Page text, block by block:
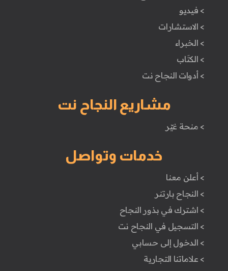
> فيديو
> الاستشارات
> الخبراء
> الكتَاب
> أدوات النجاح نت
مشاريع النجاح نت
> منحة غيّر
خدمات وتواصل
> أعلن معنا
> النجاح بارتنر
> اشترك في بذور النجاح
> التسجيل في النجاح نت
> الدخول إلى حسابي
> علاماتنا التجارية